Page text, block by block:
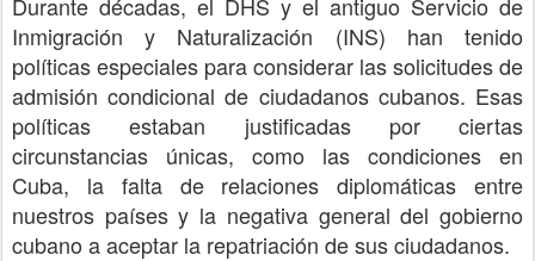
Inmigración y Naturalización (INS) han tenido
políticas especiales para considerar las solicitudes de
admisión condicional de ciudadanos cubanos. Esas
políticas estaban justificadas por ciertas
circunstancias únicas, como las condiciones en
Cuba, la falta de relaciones diplomáticas entre
nuestros países y la negativa general del gobierno
cubano a aceptar la repatriación de sus ciudadanos.